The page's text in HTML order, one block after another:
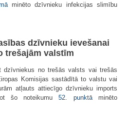
minēto dzīvnieku infekcijas slimību
dzīvnieku ievešanai
trešajām valstīm
dzīvniekus no trešās valsts vai trešās
Komisijas sastādītā to valstu vai
atļauts attiecīgo dzīvnieku imports
šo noteikumu52. punktāminēto